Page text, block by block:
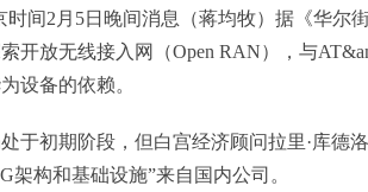
时间2月5日晚间消息（蒋均牧）据《华尔
开放无线接入网（Open RAN），与
设备的依赖。
于初期阶段，但白宫经济顾问拉里·库德
架构和基础设施”来自国内公司。